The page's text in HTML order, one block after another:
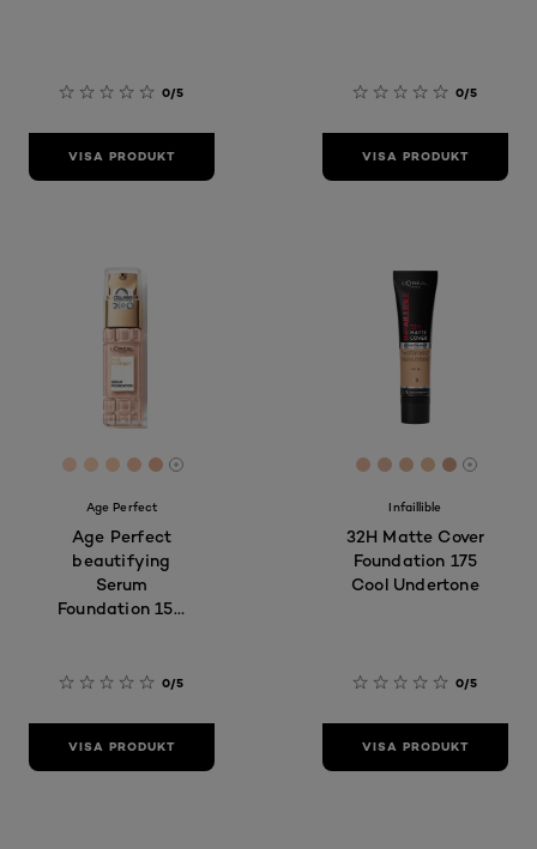
0/5
VISA PRODUKT
0/5
VISA PRODUKT
[Color]: #fccfb6
[Color]: #fcd2b6
[Color]: #ffcea9
[Color]: #f4bfa6
[Color]: #eab296
More shades are available
Age Perfect
Age Perfect
beautifying
Serum
Foundation 150
0/5
VISA PRODUKT
[Color]: #F0BBA4
[Color]:
[Color]:
[Color]:
[Color]:
More
Infaillible
32H Matte Cover
Foundation 175
Cool Undertone
0/5
VISA PRODUKT